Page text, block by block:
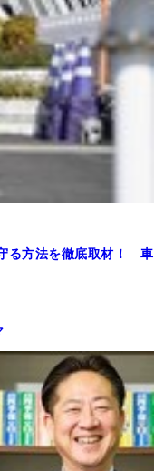
る方法を徹底取材！ 車